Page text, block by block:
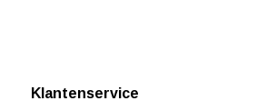
Klantenservice